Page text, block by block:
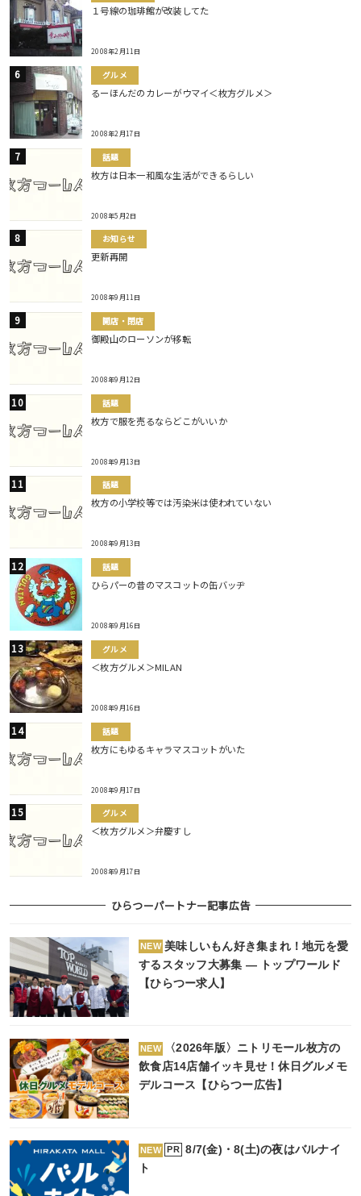
１号線の珈琲館が改装してた
2008年2月11日
グルメ
るーほんだのカレーがウマイ＜枚方グルメ＞
2008年2月17日
話題
枚方は日本一和風な生活ができるらしい
2008年5月2日
お知らせ
更新再開
2008年9月11日
開店・閉店
御殿山のローソンが移転
2008年9月12日
話題
枚方で服を売るならどこがいいか
2008年9月13日
話題
枚方の小学校等では汚染米は使われていない
2008年9月13日
話題
ひらパーの昔のマスコットの缶バッヂ
2008年9月16日
グルメ
＜枚方グルメ＞MILAN
2008年9月16日
話題
枚方にもゆるキャラマスコットがいた
2008年9月17日
グルメ
＜枚方グルメ＞弁慶すし
2008年9月17日
ひらつーパートナー記事広告
NEW 美味しいもん好き集まれ！地元を愛
するスタッフ大募集 ― トップワールド
【ひらつー求人】
NEW
〈2026年版〉ニトリモール枚方の
飲食店14店舗イッキ見せ！休日グルメモ
デルコース【ひらつー広告】
NEW PR
8/7(金)・8(土)の夜はバルナイ
ト